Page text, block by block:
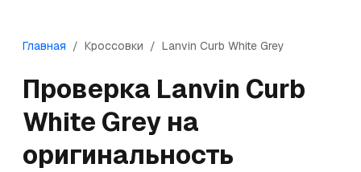
Главная / Кроссовки / Lanvin Curb White Grey
Проверка Lanvin Curb
White Grey на
оригинальность